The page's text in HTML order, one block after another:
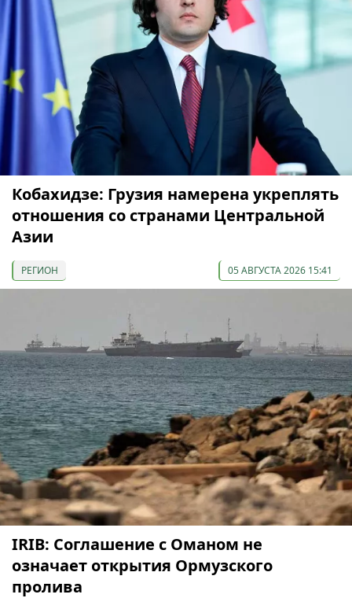
Кобахидзе: Грузия намерена укреплять
отношения со странами Центральной
Азии
РЕГИОН 05 АВГУСТА 2026 15:41
IRIB: Соглашение с Оманом не
означает открытия Ормузского
пролива